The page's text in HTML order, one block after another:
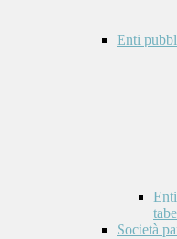
Enti
Società